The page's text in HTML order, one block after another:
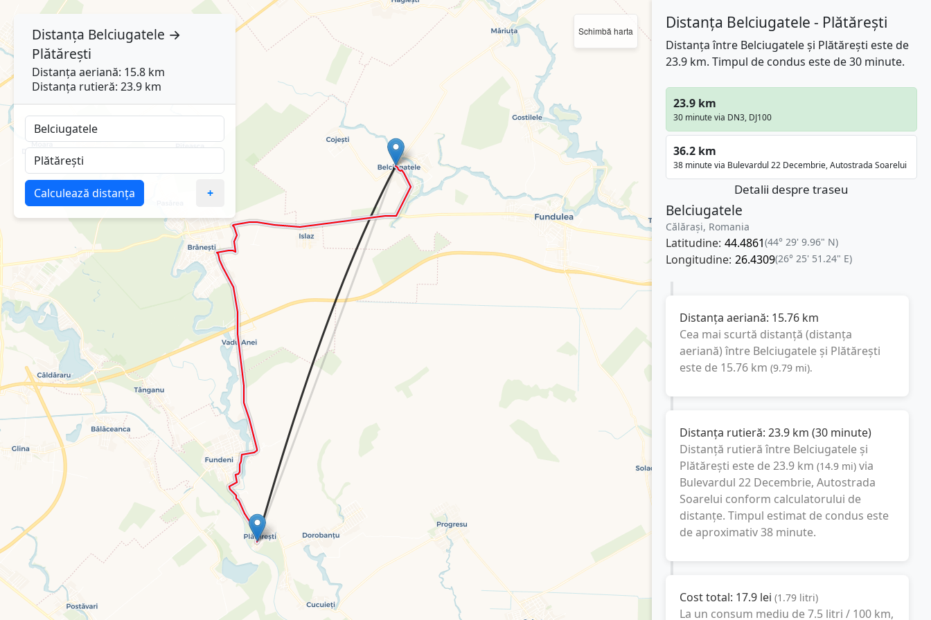
Schimbă harta Distanța Belciugatele - Plătărești
Distanța între Belciugatele și Plătărești este de
23.9 km. Timpul de condus este de 30 minute.
23.9 km
30 minute via DN3, DJ100
36.2 km
38 minute via Bulevardul 22 Decembrie, Autostrada Soarelui
Detalii despre traseu
Belciugatele
Călărași, Romania
Latitudine: 44.4861(44° 29' 9.96" N)
Longitudine: 26.4309(26° 25' 51.24" E)
Distanța aeriană: 15.76 km
Cea mai scurtă distanță (distanța
aeriană) între Belciugateleși Plătărești
este de 15.76 km (9.79 mi).
Distanța rutieră: 23.9 km (30 minute)
Distanță rutieră între Belciugateleși
Plătărești este de23.9 km (14.9 mi) via
Bulevardul 22 Decembrie, Autostrada
Soarelui conform calculatorului de
distanțe. Timpul estimat de condus este
de aproximativ38 minute.
Cost total: 17.9 lei (1.79 litri)
La un consum mediu de7.5 litri / 100 km,
Distanța Belciugatele →
Plătărești
Distanța aeriană: 15.8 km
Distanța rutieră: 23.9 km
Calculează distanța +